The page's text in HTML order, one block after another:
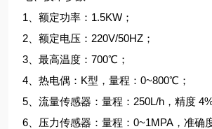
1、额定功率：1.5KW；
2、额定电压：220V/50HZ；
3、最高温度：700℃；
4、热电偶：K型，量程：0~800℃；
5、流量传感器：量程：250L/h，精度 4%
6、压力传感器：量程：0~1MPA，准确